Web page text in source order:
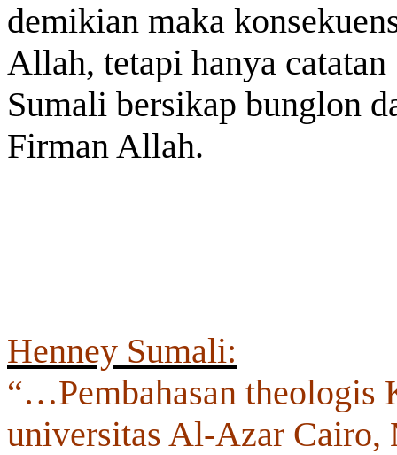
demikian maka
Allah, tetapi hanya
Sumali bersikap bunglon
Firman Allah.
Henney Sumali:
“…Pembahasan theologis
universitas Al-Azar Cairo,